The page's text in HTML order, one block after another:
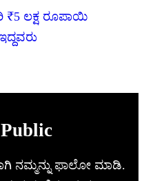
₹5 ಲಕ್ಷ ರೂಪಾಯಿ
ನಮ್ಮನ್ನು ಫಾಲೋ ಮಾಡಿ.